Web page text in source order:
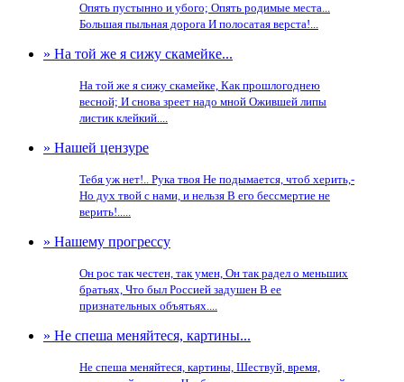
Опять пустынно и убого; Опять родимые места...
Большая пыльная дорога И полосатая верста!...
» На той же я сижу скамейке...
На той же я сижу скамейке, Как прошлогоднею
весной; И снова зреет надо мной Ожившей липы
листик клейкий....
» Нашей цензуре
Тебя уж нет!.. Рука твоя Не подымается, чтоб херить,-
Но дух твой с нами, и нельзя В его бессмертие не
верить!.....
» Нашему прогрессу
Он рос так честен, так умен, Он так радел о меньших
братьях, Что был Россией задушен В ее
признательных объятьях....
» Не спеша меняйтеся, картины...
Не спеша меняйтеся, картины, Шествуй, время,